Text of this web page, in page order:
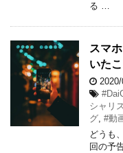
る …
スマ
いたこ
シャリ
グ, #動
どうも
回の予